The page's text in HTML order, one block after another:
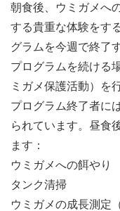
朝食後、ウミガメへ
する貴重な体験をす
グラムを今週で終了
プログラムを続ける
ミガメ保護活動）を
プログラム終了者に
られています。昼食
ます：
ウミガメへの餌やり
タンク清掃
ウミガメの成長測定